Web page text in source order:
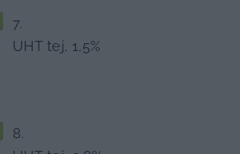
UHT tej, 1,5%